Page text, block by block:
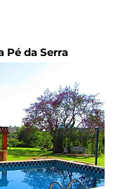
Pé da Serra